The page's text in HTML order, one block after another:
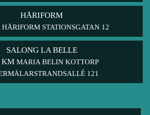
HÅRIFORM
HÅRIFORM STATIONSGATAN 12
SALONG LA BELLE
KM MARIA BELIN KOTTORP
121